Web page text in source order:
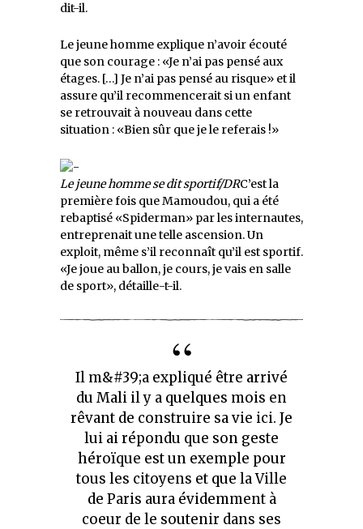
dit-il.
Le jeune homme explique n’avoir écouté
que son courage : «Je n’ai pas pensé aux
étages. […] Je n’ai pas pensé au risque» et il
assure qu’il recommencerait si un enfant
se retrouvait à nouveau dans cette
situation : «Bien sûr que je le referais !»
Le jeune homme se dit sportif/DRC’est la
première fois que Mamoudou, qui a été
rebaptisé «Spiderman» par les internautes,
entreprenait une telle ascension. Un
exploit, même s’il reconnaît qu’il est sportif.
«Je joue au ballon, je cours, je vais en salle
de sport», détaille-t-il.
Il m&#39;a expliqué être arrivé
du Mali il y a quelques mois en
rêvant de construire sa vie ici. Je
lui ai répondu que son geste
héroïque est un exemple pour
tous les citoyens et que la Ville
de Paris aura évidemment à
coeur de le soutenir dans ses